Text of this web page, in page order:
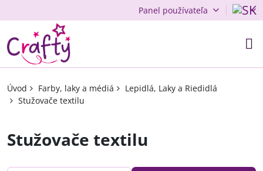
Panel používateľa
Úvod Farby, laky a médiá
Lepidlá, Laky a Riedidlá
Stužovače textilu
Stužovače textilu